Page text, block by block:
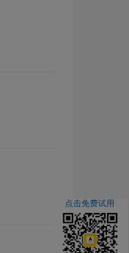
点击免费试用